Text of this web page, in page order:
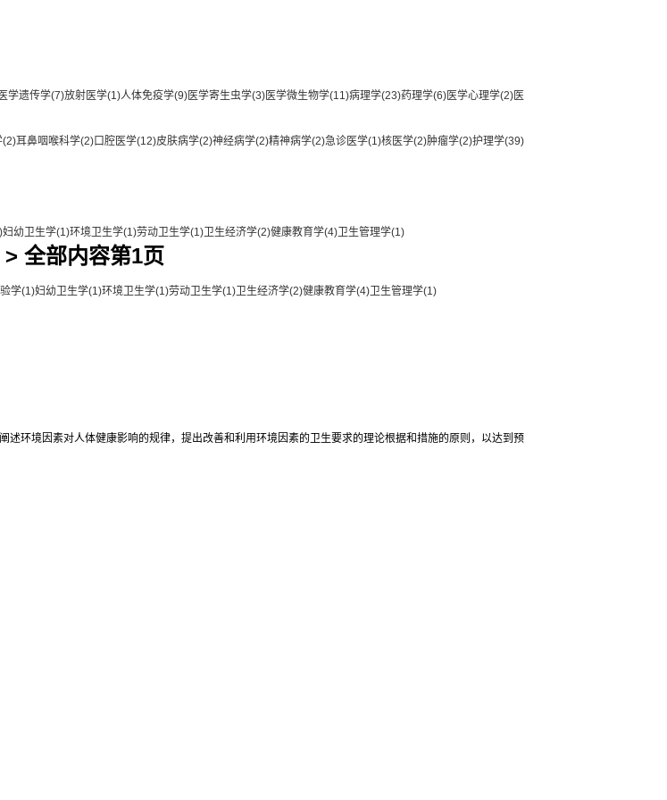
医学遗传学(7)放射医学(1)人体免疫学(9)医学寄生虫学(3)医学微生物学(11)病理学(23)药理学(6)医学心理学(2)医
(2)耳鼻咽喉科学(2)口腔医学(12)皮肤病学(2)神经病学(2)精神病学(2)急诊医学(1)核医学(2)肿瘤学(2)护理学(39)
妇幼卫生学(1)环境卫生学(1)劳动卫生学(1) 卫生经济学(2)健康教育学(4) 卫生管理学(1)
> 全部内容第1页
验学(1)妇幼卫生学(1)环境卫生学(1)劳动卫生学(1) 卫生经济学(2)健康教育学(4) 卫生管理学(1)
述环境因素对人体健康影响的规律，提出改善和利用环境因素的卫生要求的理论根据和措施的原则，以达到预